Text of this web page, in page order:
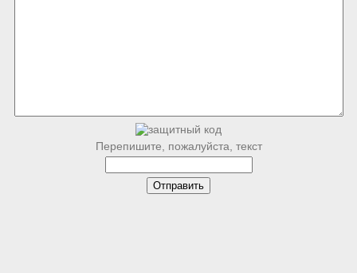
Перепишите, пожалуйста, текст